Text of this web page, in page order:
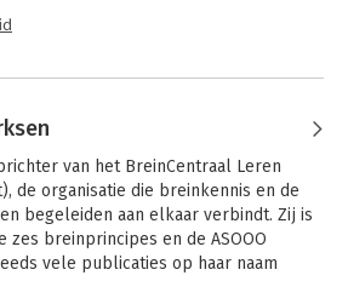
van het BreinCentraal Leren
de organisatie die breinkennis en de
begeleiden aan elkaar verbindt. Zij is
zes breinprincipes en de ASOOO
vele publicaties op haar naam